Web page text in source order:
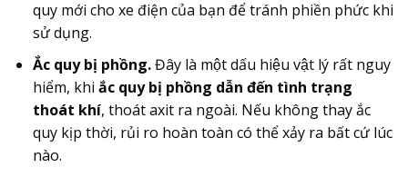
quy mới cho xe điện của bạn để tránh phiền phức khi
sử dụng.
Ắc quy bị phồng.Đây là một dấu hiệu vật lý rất nguy
hiểm, khi ắc quy bị phồng dẫn đến tình trạng
thoát khí, thoát axit ra ngoài. Nếu không thay ắc
quy kịp thời, rủi ro hoàn toàn có thể xảy ra bất cứ lúc
nào.